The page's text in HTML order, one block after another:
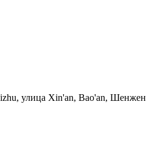
улица Xin'an, Bao'an, Шенжен